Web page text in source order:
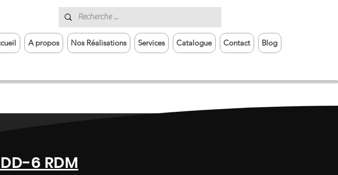
A propos Nos Réalisations Services Catalogue Contact Blog
6 RDM